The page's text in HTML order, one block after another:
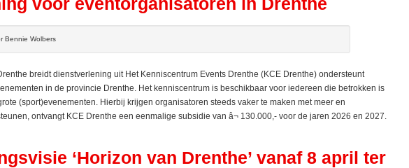
voor eventorganisatoren in Drenthe
Bennie Wolbers
breidt dienstverlening uit Het Kenniscentrum Events Drenthe (KCE Drenthe) ondersteunt
in de provincie Drenthe. Het kenniscentrum is beschikbaar voor iedereen die betrokken is
(sport)evenementen. Hierbij krijgen organisatoren steeds vaker te maken met meer en
ontvangt KCE Drenthe een eenmalige subsidie van â¬ 130.000,- voor de jaren 2026 en 2027.
‘Horizon van Drenthe’ vanaf 8 april ter